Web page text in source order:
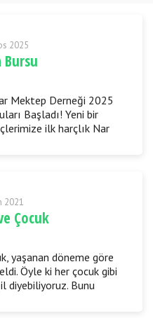
2025
Bursu
Mektep Derneği 2025
Başladı! Yeni bir
ilk harçlık Nar
2021
Çocuk
yaşanan döneme göre
Öyle ki her çocuk gibi
diyebiliyoruz. Bunu